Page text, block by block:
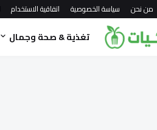
من نحن سياسة الخصوصية اتفاقية الاستخدام
تغذية & صحة وجمال